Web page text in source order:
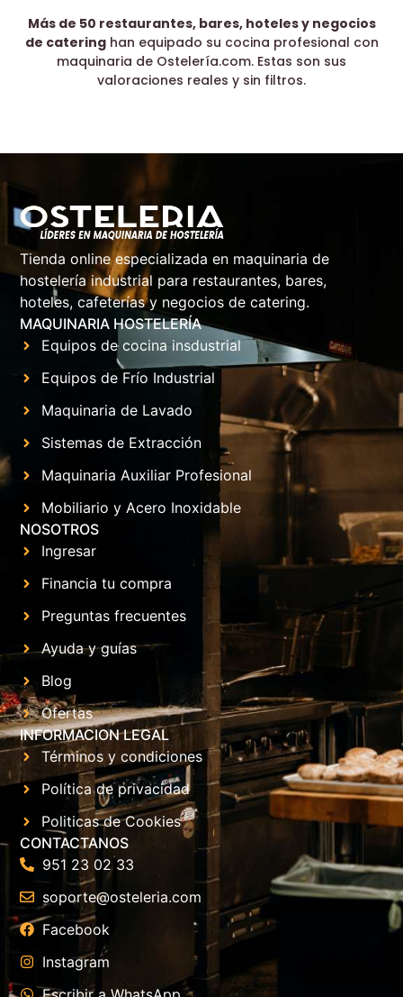
Más de 50 restaurantes, bares, hoteles y negocios
de cateringhan equipado su cocina profesional con
maquinaria de Ostelería.com. Estas son sus
valoraciones reales y sin filtros.
Tienda online especializada en maquinaria de
hostelería industrial para restaurantes, bares,
hoteles, cafeterías y negocios de catering.
MAQUINARIA HOSTELERÍA
Equipos de cocina insdustrial
Equipos de Frío Industrial
Maquinaria de Lavado
Sistemas de Extracción
Maquinaria Auxiliar Profesional
Mobiliario y Acero Inoxidable
NOSOTROS
Ingresar
Financia tu compra
Preguntas frecuentes
Ayuda y guías
Blog
Ofertas
INFORMACION LEGAL
Términos y condiciones
Política de privacidad
Politicas de Cookies
CONTACTANOS
951 23 02 33
soporte@osteleria.com
Facebook
Instagram